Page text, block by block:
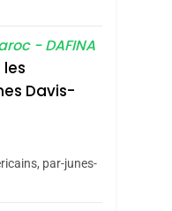
Le Miel
Produits
–
- DAFINA
Davis-
par-junes-